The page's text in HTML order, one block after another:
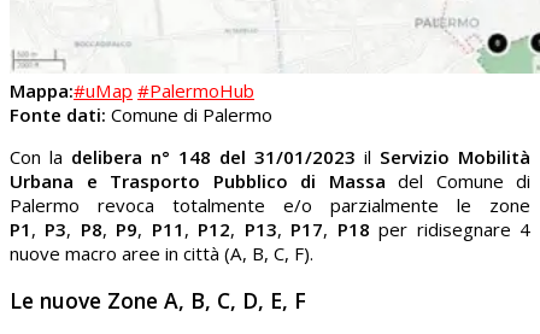
Mappa:#uMap #PalermoHub
Fonte dati: Comune di Palermo
Con la delibera n° 148 del 31/01/2023 il Servizio Mobilità
Urbana e Trasporto Pubblico di Massa del Comune di
Palermo revoca totalmente e/o parzialmente le zone
P1 , P3, P8, P9, P11 , P12, P13, P17, P18 per ridisegnare 4
nuove macro aree in città (A, B, C, F).
Le nuove Zone A, B, C, D, E, F